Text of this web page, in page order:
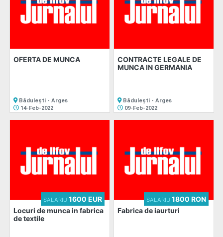
OFERTA DE MUNCA
Bădulești - Arges
14-Feb-2022
CONTRACTE LEGALE DE
MUNCA IN GERMANIA
Bădulești - Arges
09-Feb-2022
Locuri de munca in fabrica
de textile
SALARIU1600 EUR
Fabrica de iaurturi
SALARIU1800 RON